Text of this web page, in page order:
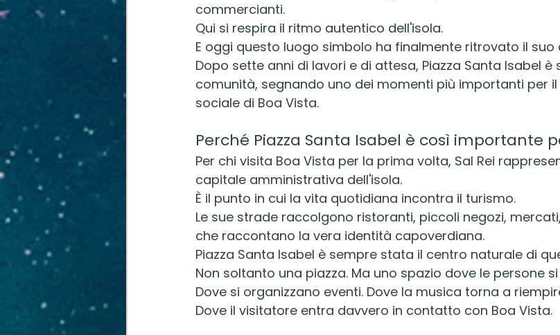
commercianti.
Qui si respira il ritmo autentico dell'isola.
E oggi questo luogo simbolo ha finalmente ritrovato il suo
Dopo sette anni di lavori e di attesa, Piazza Santa Isabel
comunità, segnando uno dei momenti più importanti per
sociale di Boa Vista.
Perché Piazza Santa Isabel è così importante
Per chi visita Boa Vista per la prima volta, Sal Rei
capitale amministrativa dell'isola.
È il punto in cui la vita quotidiana incontra il turismo.
Le sue strade raccolgono ristoranti, piccoli negozi,
che raccontano la vera identità capoverdiana.
Piazza Santa Isabel è sempre stata il centro naturale di
Non soltanto una piazza. Ma uno spazio dove le persone
Dove si organizzano eventi. Dove la musica torna a
Dove il visitatore entra davvero in contatto con Boa Vista.